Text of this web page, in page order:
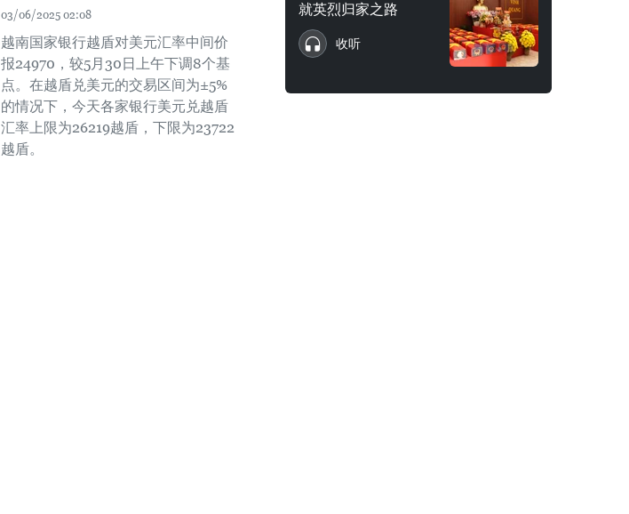
03/06/2025 02:08
越南国家银行越盾对美元汇率中间价
报24970，较5月30日上午下调8个基
点。在越盾兑美元的交易区间为±5%
的情况下，今天各家银行美元兑越盾
汇率上限为26219越盾，下限为23722
越盾。
就英烈归家之路
收听